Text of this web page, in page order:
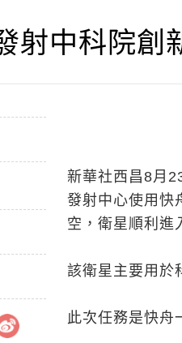
射中科院創
新華社西昌8月
發射中心使用快
空，衛星順利進
該衛星主要用於
此次任務是快舟